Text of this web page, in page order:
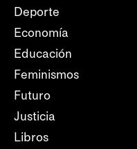
Deporte
Economía
Educación
Feminismos
Futuro
Justicia
Libros